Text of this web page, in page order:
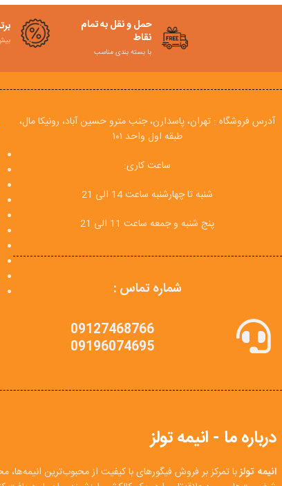
حمل و نقل به تمام
نقاط
با بسته بندی مناسب
بیش از
آدرس فروشگاه : تهران، پاسدارن، جنب مترو حسین آباد، رونیکا مال،
طبقه اول واحد ۱۰۱
ساعت کاری:
شنبه تا چهارشنبه ساعت 14 الی 21
پنج شنبه و جمعه ساعت 11 الی 21
شماره تماس :
09127468766
09196074695
درباره ما - انیمه تولز
انیمه تولزبا تمرکز بر فروش فیگورهای با کیفیت از محبوب‌ترین